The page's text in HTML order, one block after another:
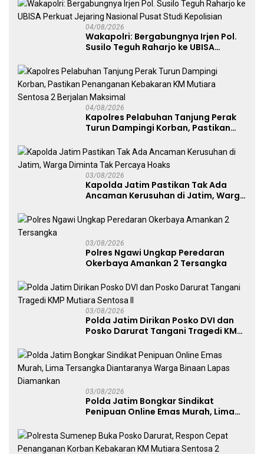
04/08/2026
Wakapolri: Bergabungnya Irjen Pol.
Susilo Teguh Raharjo ke UBISA
Studi Kepolisian
04/08/2026
Kapolres Pelabuhan Tanjung Perak
Turun Dampingi Korban, Pastikan
Sentosa 2 Berjalan Maksimal
03/08/2026
Kapolda Jatim Pastikan Tak Ada
Ancaman Kerusuhan di Jatim, Warga
03/08/2026
Polres Ngawi Ungkap Peredaran
Okerbaya Amankan 2 Tersangka
03/08/2026
Polda Jatim Dirikan Posko DVI dan
Posko Darurat Tangani Tragedi KMP
03/08/2026
Polda Jatim Bongkar Sindikat
Penipuan Online Emas Murah, Lima
Binaan Lapas Diamankan